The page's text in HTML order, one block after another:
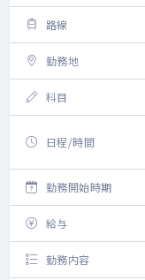
路線
勤務地
科目
日程/時間
勤務開始時期
給与
勤務内容